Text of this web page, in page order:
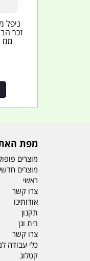
ממ
מפת
מוצרים
מוצרים
ראשי
צרו קשר
אודותינו
תקנון
בית וגן
צרו קשר
כלי עבודה
קטלוג